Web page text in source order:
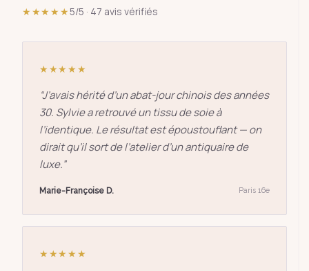
★★★★★5/5 · 47 avis vérifiés
★★★★★
“J’avais hérité d’un abat-jour chinois des années
30. Sylvie a retrouvé un tissu de soie à
l’identique. Le résultat est époustouflant — on
dirait qu’il sort de l’atelier d’un antiquaire de
luxe.”
Marie-Françoise D. Paris 16e
★★★★★